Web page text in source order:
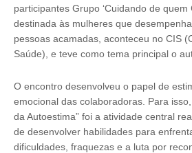
participantes Grupo ‘Cuidando de quem
destinada às mulheres que
pessoas acamadas, aconteceu no CIS
Saúde), e teve como tema principal o
O encontro desenvolveu o papel de
emocional das colaboradoras. Para
da Autoestima” foi a atividade central
de desenvolver habilidades para
dificuldades, fraquezas e a luta por